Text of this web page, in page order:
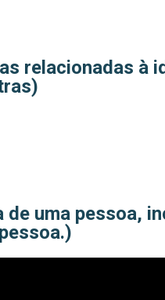
relacionadas à
uma pessoa,